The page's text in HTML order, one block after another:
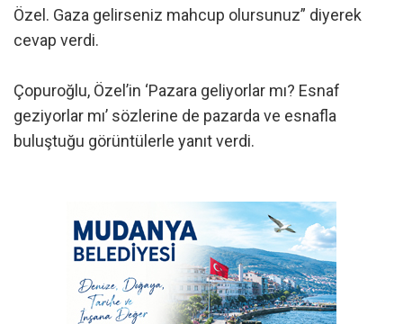
Özel. Gaza gelirseniz mahcup olursunuz” diyerek
cevap verdi.
Çopuroğlu, Özel’in ‘Pazara geliyorlar mı? Esnaf
geziyorlar mı’ sözlerine de pazarda ve esnafla
buluştuğu görüntülerle yanıt verdi.